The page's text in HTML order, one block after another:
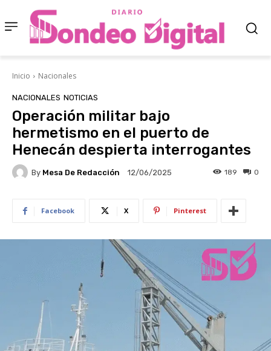
Inicio Nacionales
NACIONALES NOTICIAS
Operación militar bajo
hermetismo en el puerto de
Henecán despierta interrogantes
By Mesa De Redacción 12/06/2025 0
189
Facebook X Pinterest